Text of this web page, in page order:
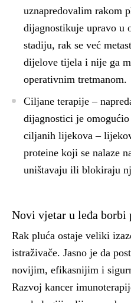
uznapredovalim rakom
dijagnostikuje upravo u
stadiju, rak se već
dijelove tijela i nije ga
operativnim tretmanom.
Ciljane terapije –
dijagnostici je
ciljanih lijekova –
proteine koji se nalaze
uništavaju ili blokiraju
Novi vjetar u leđa borbi
Rak pluća ostaje veliki
istraživače. Jasno je da
novijim, efikasnijim i
Razvoj kancer